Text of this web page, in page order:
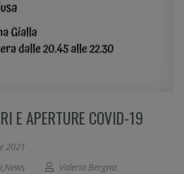
E APERTURE COVID-19
2021
,News Valeria Bergna